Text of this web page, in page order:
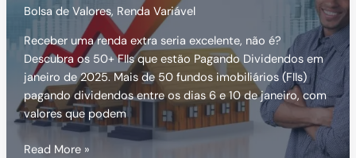
Bolsa de Valores, Renda Variável
Receber uma renda extra seria excelente, não é?
Descubra os 50+ FIIs que estão Pagando Dividendos em
janeiro de 2025. Mais de 50 fundos imobiliários (FIIs)
pagando dividendos entre os dias 6 e 10 de janeiro, com
valores que podem
50+
Read More »